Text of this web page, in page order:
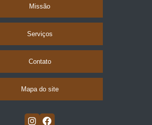
Missão
Serviços
Contato
Mapa do site